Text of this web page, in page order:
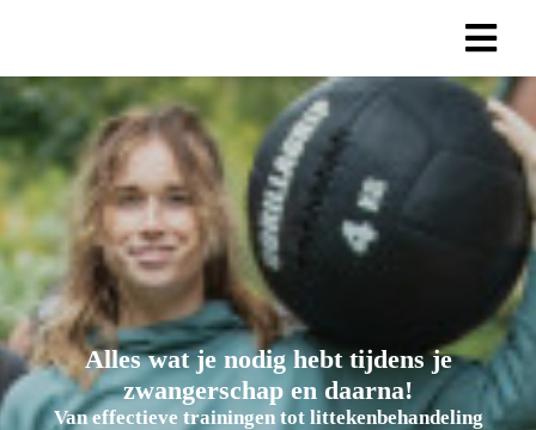
Alles wat je nodig hebt tijdens je
zwangerschap en daarna!
Van effectieve trainingen tot littekenbehandeling